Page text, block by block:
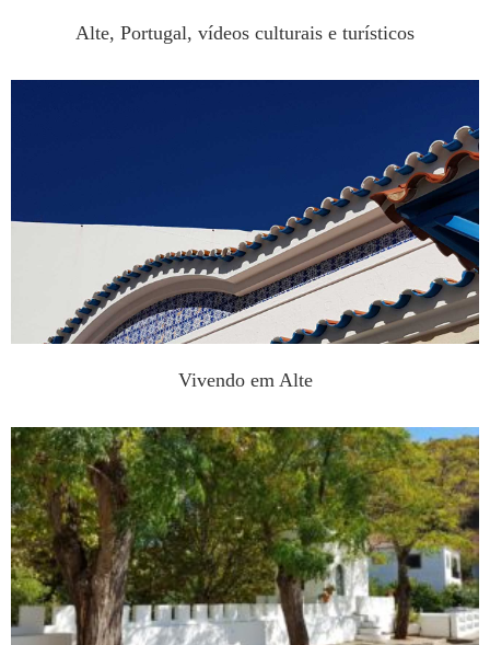
Alte, Portugal, vídeos culturais e turísticos
Vivendo em Alte